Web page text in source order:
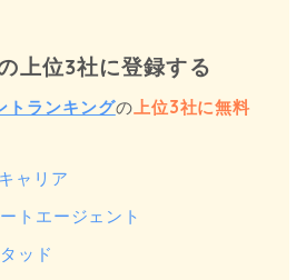
上位3社に登録する
トランキングの 上位3社に無料
ャリア
トエージェント
ッド